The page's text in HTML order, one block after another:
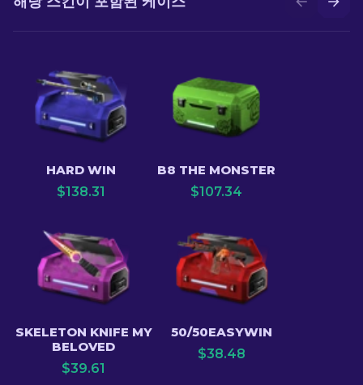
HARD WIN
$138.31
B8 THE MONSTER
$107.34
SKELETON KNIFE MY
BELOVED
$39.61
50/50EASYWIN
$38.48